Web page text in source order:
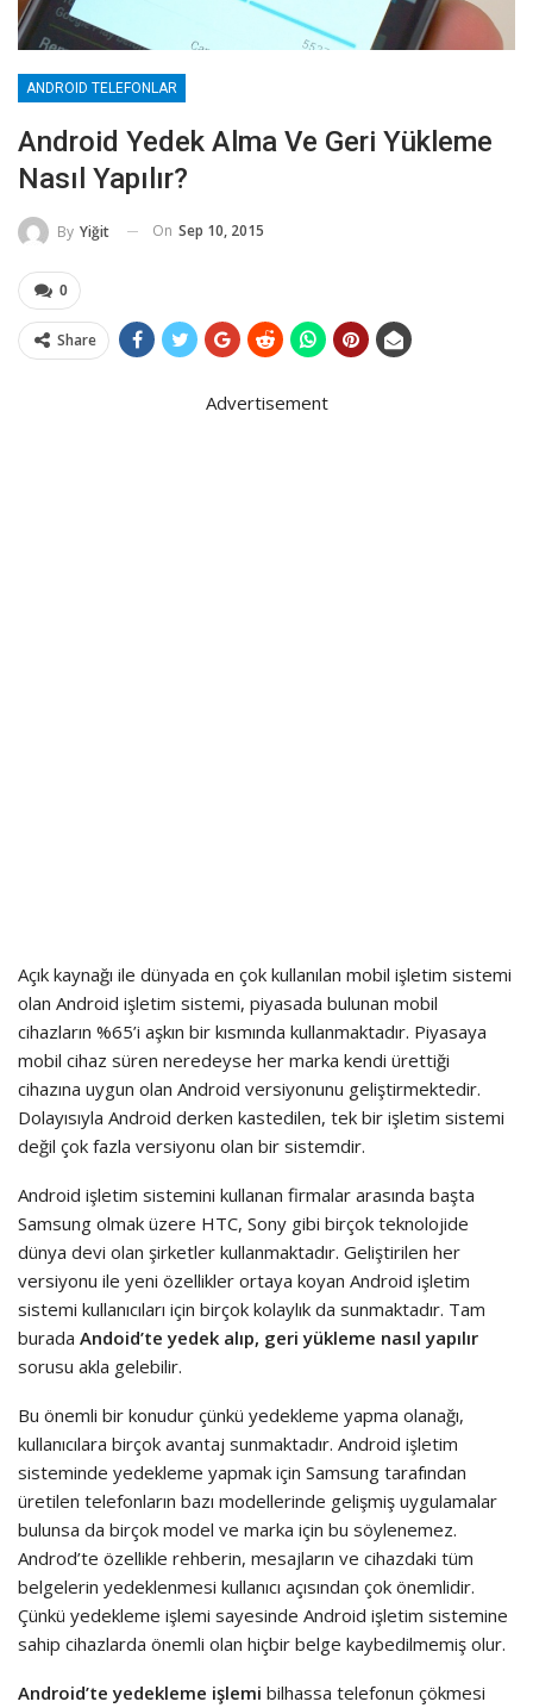
ANDROID TELEFONLAR
Android Yedek Alma Ve Geri Yükleme
Nasıl Yapılır?
By Yiğit On Sep 10, 2015
0
Share
Advertisement
Açık kaynağı ile dünyada en çok kullanılan mobil işletim sistemi
olan Android işletim sistemi, piyasada bulunan mobil
cihazların %65’i aşkın bir kısmında kullanmaktadır. Piyasaya
mobil cihaz süren neredeyse her marka kendi ürettiği
cihazına uygun olan Android versiyonunu geliştirmektedir.
Dolayısıyla Android derken kastedilen, tek bir işletim sistemi
değil çok fazla versiyonu olan bir sistemdir.
Android işletim sistemini kullanan firmalar arasında başta
Samsung olmak üzere HTC, Sony gibi birçok teknolojide
dünya devi olan şirketler kullanmaktadır. Geliştirilen her
versiyonu ile yeni özellikler ortaya koyan Android işletim
sistemi kullanıcıları için birçok kolaylık da sunmaktadır. Tam
burada Andoid’te yedek alıp, geri yükleme nasıl yapılır
sorusu akla gelebilir.
Bu önemli bir konudur çünkü yedekleme yapma olanağı,
kullanıcılara birçok avantaj sunmaktadır. Android işletim
sisteminde yedekleme yapmak için Samsung tarafından
üretilen telefonların bazı modellerinde gelişmiş uygulamalar
bulunsa da birçok model ve marka için bu söylenemez.
Androd’te özellikle rehberin, mesajların ve cihazdaki tüm
belgelerin yedeklenmesi kullanıcı açısından çok önemlidir.
Çünkü yedekleme işlemi sayesinde Android işletim sistemine
sahip cihazlarda önemli olan hiçbir belge kaybedilmemiş olur.
Android’te yedekleme işlemi bilhassa telefonun çökmesi